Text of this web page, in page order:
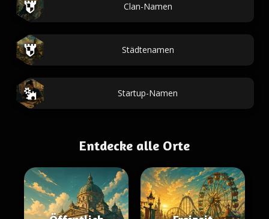
Clan-Namen
Städtenamen
Startup-Namen
Entdecke alle Orte